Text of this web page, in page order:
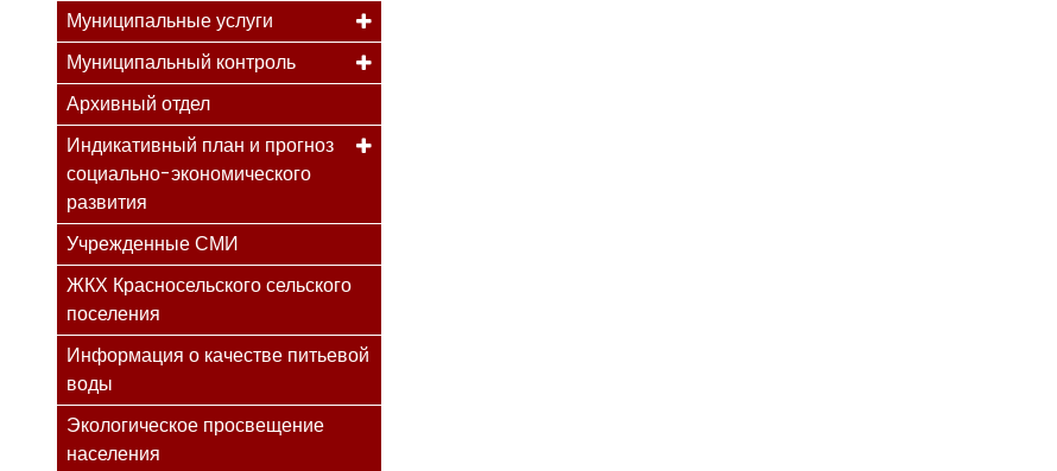
Муниципальные услуги
Муниципальный контроль
Архивный отдел
Индикативный план и прогноз
социально-экономического
развития
Учрежденные СМИ
ЖКХ Красносельского сельского
поселения
Информация о качестве питьевой
воды
Экологическое просвещение
населения